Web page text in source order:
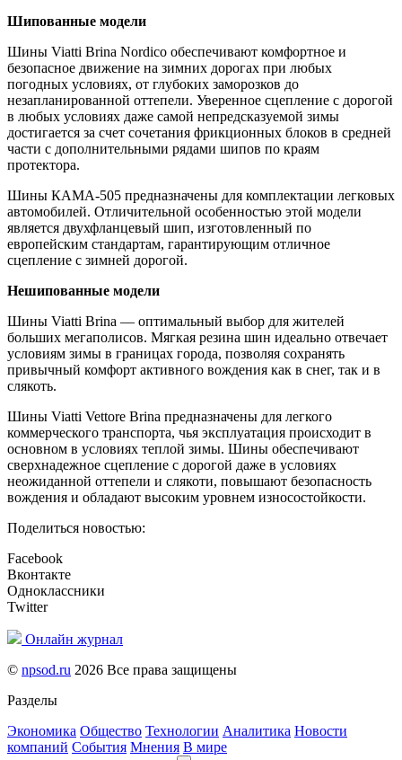
Шипованные модели
Шины Viatti Brina Nordico обеспечивают комфортное и
безопасное движение на зимних дорогах при любых
погодных условиях, от глубоких заморозков до
незапланированной оттепели. Уверенное сцепление с дорогой
в любых условиях даже самой непредсказуемой зимы
достигается за счет сочетания фрикционных блоков в средней
части с дополнительными рядами шипов по краям
протектора.
Шины КАМА-505 предназначены для комплектации легковых
автомобилей. Отличительной особенностью этой модели
является двухфланцевый шип, изготовленный по
европейским стандартам, гарантирующим отличное
сцепление с зимней дорогой.
Нешипованные модели
Шины Viatti Brina — оптимальный выбор для жителей
больших мегаполисов. Мягкая резина шин идеально отвечает
условиям зимы в границах города, позволяя сохранять
привычный комфорт активного вождения как в снег, так и в
слякоть.
Шины Viatti Vettore Brina предназначены для легкого
коммерческого транспорта, чья эксплуатация происходит в
основном в условиях теплой зимы. Шины обеспечивают
сверхнадежное сцепление с дорогой даже в условиях
неожиданной оттепели и слякоти, повышают безопасность
вождения и обладают высоким уровнем износостойкости.
Поделиться новостью:
Facebook
Вконтакте
Одноклассники
Twitter
Онлайн журнал
© npsod.ru 2026 Все права защищены
Разделы
Экономика Общество Технологии Аналитика Новости
компаний События Мнения В мире